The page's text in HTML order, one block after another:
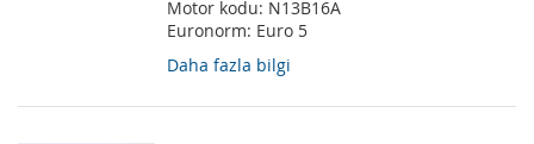
Motor kodu: N13B16A
Euronorm: Euro 5
Daha fazla bilgi